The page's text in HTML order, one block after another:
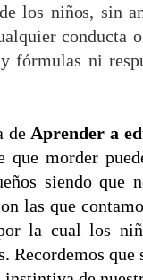
los niños, sin
conducta
fórmulas ni
de Aprender a
que morder
siendo que
las que
la cual los
Recordemos